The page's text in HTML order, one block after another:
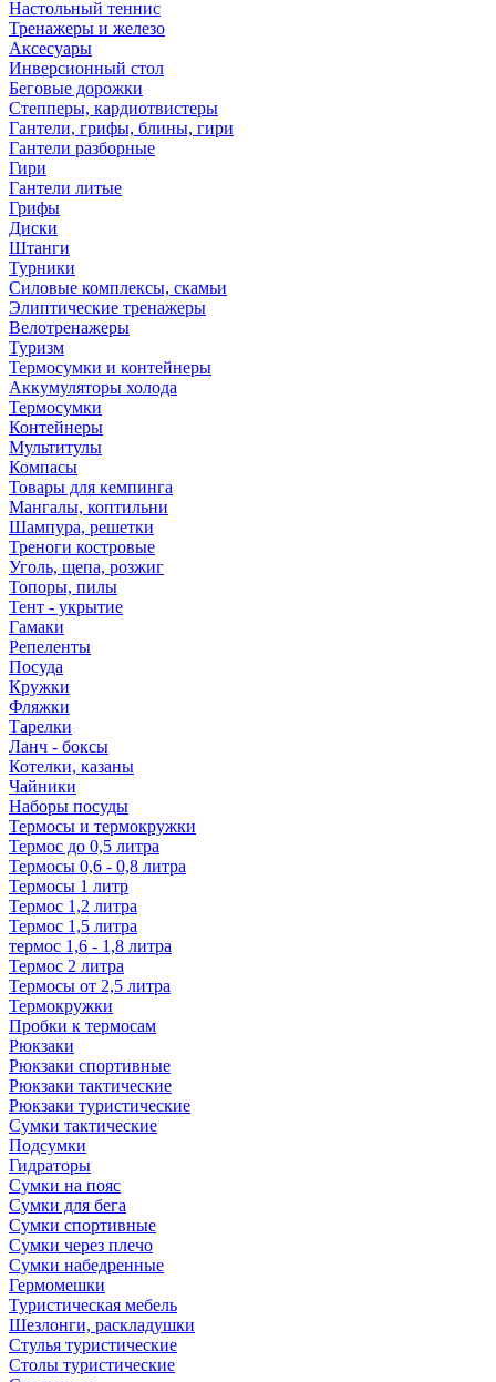
Настольный теннис
Тренажеры и железо
Аксесуары
Инверсионный стол
Беговые дорожки
Степперы, кардиотвистеры
Гантели, грифы, блины, гири
Гантели разборные
Гири
Гантели литые
Грифы
Диски
Штанги
Турники
Силовые комплексы, скамьи
Элиптические тренажеры
Велотренажеры
Туризм
Термосумки и контейнеры
Аккумуляторы холода
Термосумки
Контейнеры
Мультитулы
Компасы
Товары для кемпинга
Мангалы, коптильни
Шампура, решетки
Треноги костровые
Уголь, щепа, розжиг
Топоры, пилы
Тент - укрытие
Гамаки
Репеленты
Посуда
Кружки
Фляжки
Тарелки
Ланч - боксы
Котелки, казаны
Чайники
Наборы посуды
Термосы и термокружки
Термос до 0,5 литра
Термосы 0,6 - 0,8 литра
Термосы 1 литр
Термос 1,2 литра
Термос 1,5 литра
термос 1,6 - 1,8 литра
Термос 2 литра
Термосы от 2,5 литра
Термокружки
Пробки к термосам
Рюкзаки
Рюкзаки спортивные
Рюкзаки тактические
Рюкзаки туристические
Сумки тактические
Подсумки
Гидраторы
Сумки на пояс
Сумки для бега
Сумки спортивные
Сумки через плечо
Сумки набедренные
Гермомешки
Туристическая мебель
Шезлонги, раскладушки
Стулья туристические
Столы туристические